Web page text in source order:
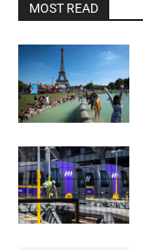
MOST READ